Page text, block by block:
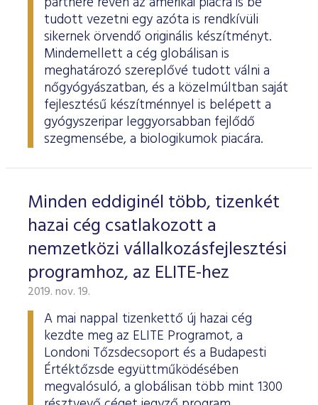
tudott vezetni egy azóta is rendkívüli
sikernek örvendő originális készítményt.
Mindemellett a cég globálisan is
meghatározó szereplővé tudott válni a
nőgyógyászatban, és a közelmúltban saját
fejlesztésű készítménnyel is belépett a
gyógyszeripar leggyorsabban fejlődő
szegmensébe, a biologikumok piacára.
Minden eddiginél több, tizenkét
hazai cég csatlakozott a
nemzetközi vállalkozásfejlesztési
programhoz, az ELITE-hez
2019. nov. 19.
A mai nappal tizenkettő új hazai cég
kezdte meg az ELITE Programot, a
Londoni Tőzsdecsoport és a Budapesti
Értéktőzsde együttműködésében
megvalósuló, a globálisan több mint 1300